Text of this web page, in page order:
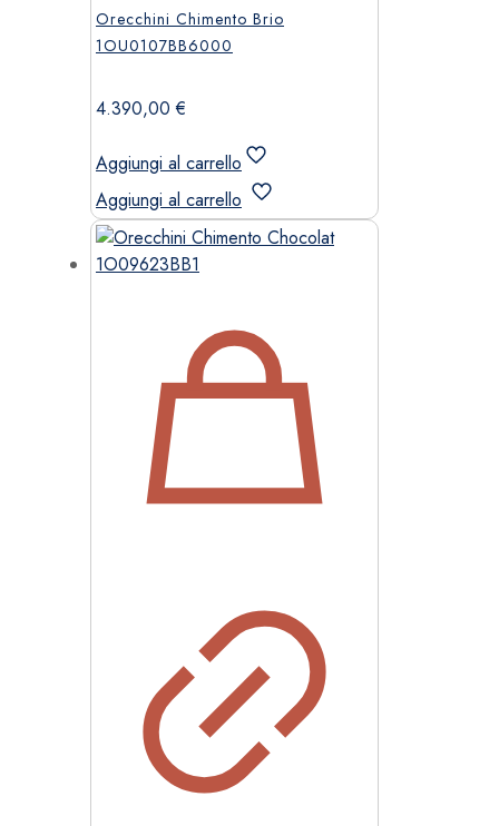
Orecchini Chimento Brio
1OU0107BB6000
4.390,00€
Aggiungi al carrello
Aggiungi al carrello